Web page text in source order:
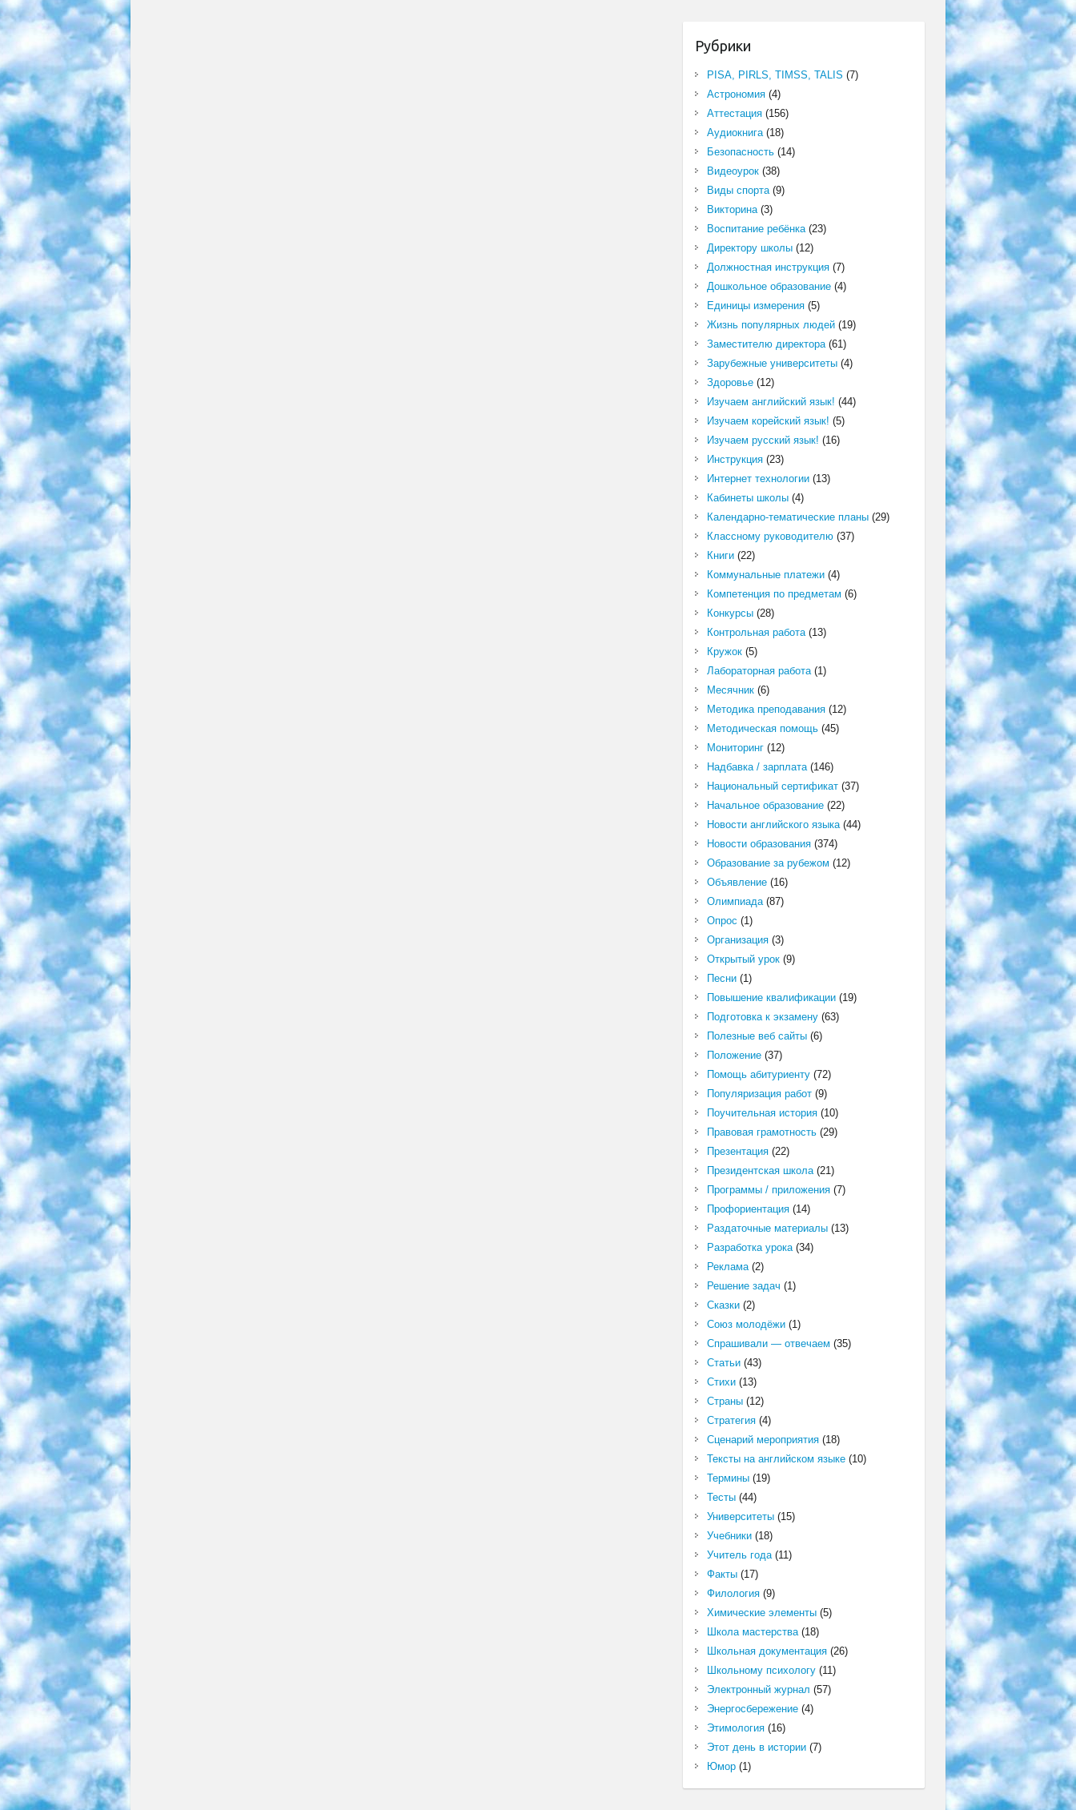
Рубрики
PISA, PIRLS, TIMSS, TALIS (7)
Астрономия(4)
Аттестация(156)
Аудиокнига(18)
Безопасность(14)
Видеоурок(38)
Виды спорта(9)
Викторина(3)
Воспитание ребёнка(23)
Директору школы(12)
Должностная инструкция(7)
Дошкольное образование(4)
Единицы измерения(5)
Жизнь популярных людей(19)
Заместителю директора(61)
Зарубежные университеты(4)
Здоровье(12)
Изучаем английский язык! (44)
Изучаем корейский язык! (5)
Изучаем русский язык! (16)
Инструкция(23)
Интернет технологии(13)
Кабинеты школы(4)
Календарно-тематические планы(29)
Классному руководителю(37)
Книги(22)
Коммунальные платежи(4)
Компетенция по предметам (6)
Конкурсы(28)
Контрольная работа(13)
Кружок(5)
Лабораторная работа(1)
Месячник(6)
Методика преподавания(12)
Методическая помощь(45)
Мониторинг(12)
Надбавка / зарплата(146)
Национальный сертификат(37)
Начальное образование(22)
Новости английского языка(44)
Новости образования(374)
Образование за рубежом (12)
Объявление(16)
Олимпиада(87)
Опрос (1)
Организация(3)
Открытый урок(9)
Песни(1)
Повышение квалификации(19)
Подготовка к экзамену(63)
Полезные веб сайты(6)
Положение(37)
Помощь абитуриенту(72)
Популяризация работ(9)
Поучительная история(10)
Правовая грамотность(29)
Презентация(22)
Президентская школа(21)
Программы / приложения(7)
Профориентация(14)
Раздаточные материалы(13)
Разработка урока(34)
Реклама(2)
Решение задач (1)
Сказки(2)
Союз молодёжи(1)
Спрашивали — отвечаем (35)
Статьи(43)
Стихи(13)
Страны(12)
Стратегия(4)
Сценарий мероприятия(18)
Тексты на английском языке(10)
Термины(19)
Тесты(44)
Университеты(15)
Учебники(18)
Учитель года(11)
Факты(17)
Филология(9)
Химические элементы(5)
Школа мастерства(18)
Школьная документация(26)
Школьному психологу(11)
Электронный журнал (57)
Энергосбережение(4)
Этимология(16)
Этот день в истории(7)
Юмор(1)